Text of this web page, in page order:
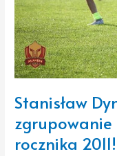
Stanisław
zgrupowanie
rocznika 2011!